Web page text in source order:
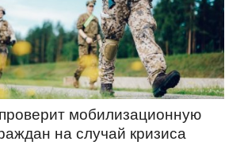
мобилизационную
на случай кризиса